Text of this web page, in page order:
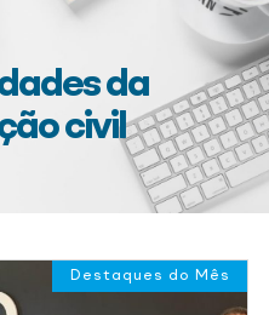
da
civil
Destaques do Mês